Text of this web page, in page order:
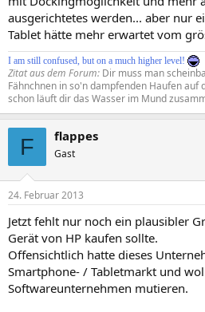
ausgerichtetes werden... aber nur
Tablet hätte mehr erwartet vom
I am still confused, but on a much higher level!
Zitat aus dem Forum: Dir muss man
Fähnchnen in so'n dampfenden Haufen auf
schon läuft dir das Wasser im Mund
F flappes
Gast
24. Februar 2013
Jetzt fehlt nur noch ein plausibler
Gerät von HP kaufen sollte.
Offensichtlich hatte dieses
Smartphone- / Tabletmarkt und
Softwareunternehmen mutieren.